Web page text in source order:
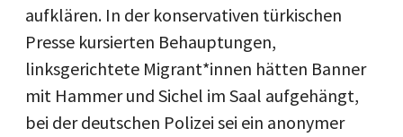
aufklären. In der konservativen türkischen
Presse kursierten Behauptungen,
linksgerichtete Migrant*innen hätten Banner
mit Hammer und Sichel im Saal aufgehängt,
bei der deutschen Polizei sei ein anonymer